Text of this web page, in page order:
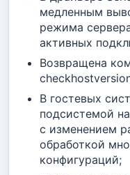
медленным
режима
активных
Возвращена
В гостевых
подсистемой
с изменением
обработкой
конфигураций;